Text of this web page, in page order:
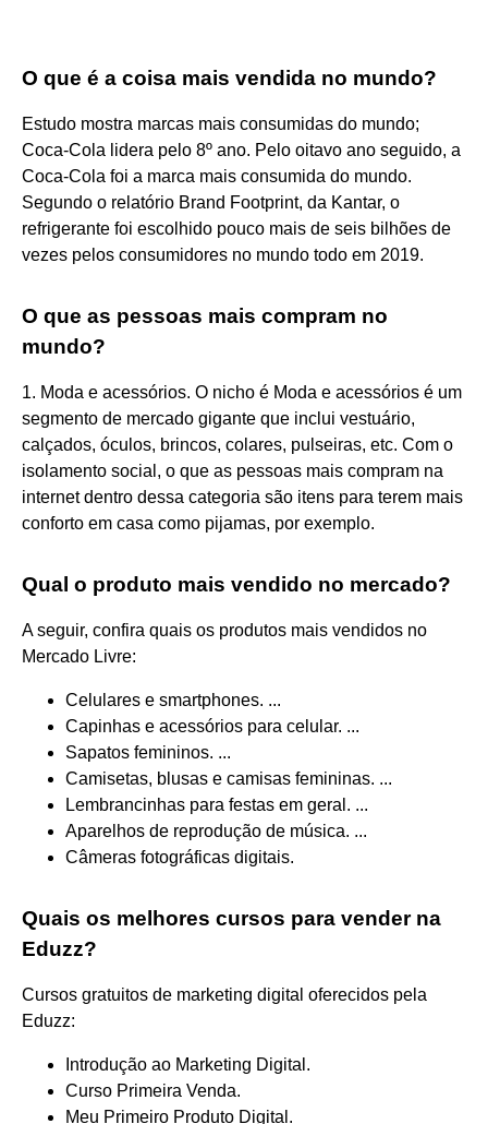
O que é a coisa mais vendida no mundo?
Estudo mostra marcas mais consumidas do mundo;
Coca-Cola lidera pelo 8º ano. Pelo oitavo ano seguido, a
Coca-Cola foi a marca mais consumida do mundo.
Segundo o relatório Brand Footprint, da Kantar, o
refrigerante foi escolhido pouco mais de seis bilhões de
vezes pelos consumidores no mundo todo em 2019.
O que as pessoas mais compram no
mundo?
1. Moda e acessórios. O nicho é Moda e acessórios é um
segmento de mercado gigante que inclui vestuário,
calçados, óculos, brincos, colares, pulseiras, etc. Com o
isolamento social, o que as pessoas mais compram na
internet dentro dessa categoria são itens para terem mais
conforto em casa como pijamas, por exemplo.
Qual o produto mais vendido no mercado?
A seguir, confira quais os produtos mais vendidos no
Mercado Livre:
Celulares e smartphones. ...
Capinhas e acessórios para celular. ...
Sapatos femininos. ...
Camisetas, blusas e camisas femininas. ...
Lembrancinhas para festas em geral. ...
Aparelhos de reprodução de música. ...
Câmeras fotográficas digitais.
Quais os melhores cursos para vender na
Eduzz?
Cursos gratuitos de marketing digital oferecidos pela
Eduzz:
Introdução ao Marketing Digital.
Curso Primeira Venda.
Meu Primeiro Produto Digital.